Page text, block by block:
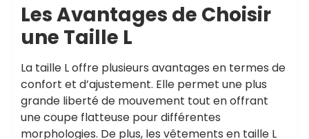
Les Avantages de Choisir
une Taille L
La taille L offre plusieurs avantages en termes de
confort et d’ajustement. Elle permet une plus
grande liberté de mouvement tout en offrant
une coupe flatteuse pour différentes
morphologies. De plus, les vêtements en taille L